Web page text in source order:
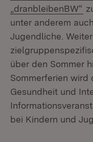
„dranbleibenBW“
unter anderem
Jugendliche.
über den Sommer
Sommerferien wird
Gesundheit und
bei Kindern und